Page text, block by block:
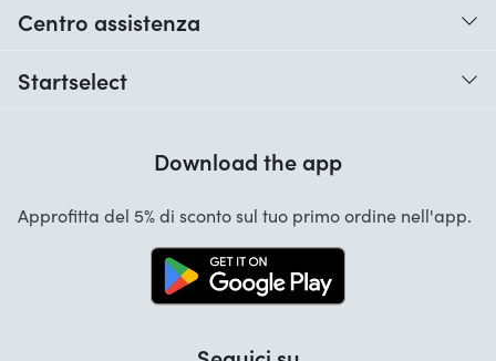
Centro assistenza
Startselect
Startselect App
Download the app
Approfitta del 5% di sconto sul tuo primo ordine nell'app.